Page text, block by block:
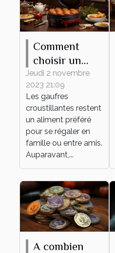
Comment
choisir un
gaufrier ?
Jeudi 2 novembre
2023 21:09
Les gaufres
croustillantes restent
un aliment préféré
pour se régaler en
famille ou entre amis.
Auparavant,...
A combien